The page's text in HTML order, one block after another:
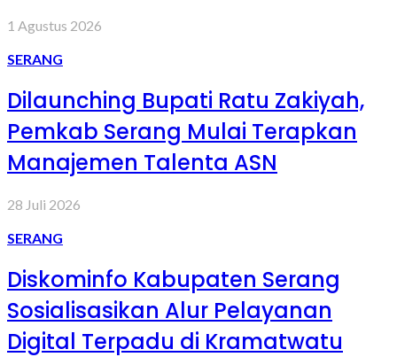
1 Agustus 2026
SERANG
Dilaunching Bupati Ratu Zakiyah,
Pemkab Serang Mulai Terapkan
Manajemen Talenta ASN
28 Juli 2026
SERANG
Diskominfo Kabupaten Serang
Sosialisasikan Alur Pelayanan
Digital Terpadu di Kramatwatu